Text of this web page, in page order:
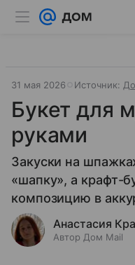
31 мая 2026 Источник:
Букет для
руками
Закуски на
«шапку», а крафт-
композицию в
Анастасия
Автор Дом Mail